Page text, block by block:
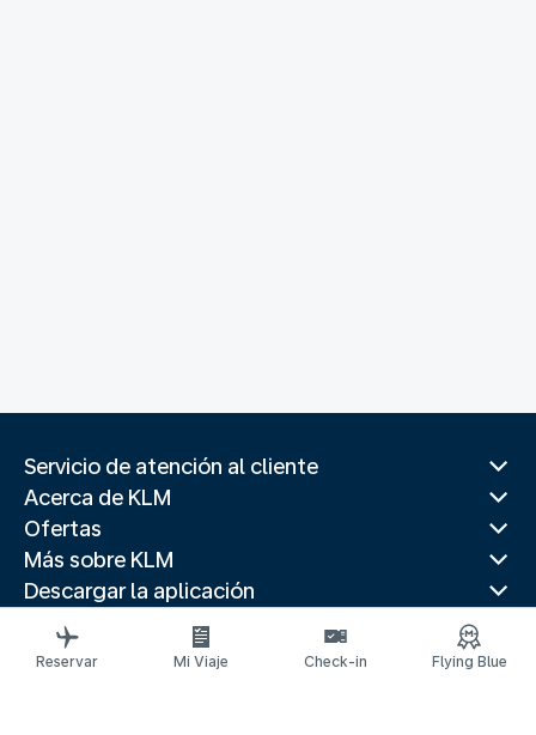
Servicio de atención al cliente
Acerca de KLM
Ofertas
Más sobre KLM
Descargar la aplicación
Páginas web relacionadas
Guías de viaje
Reservar Mi Viaje Check-in Flying Blue